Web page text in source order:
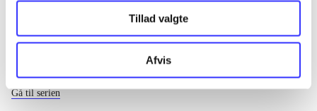
Tillad valgte
Afvis
Gå til serien